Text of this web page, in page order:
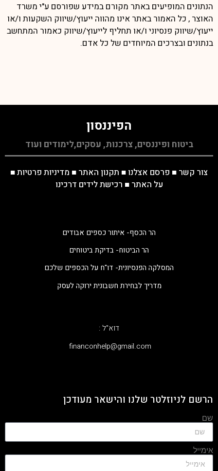
הנתונים המופיעים באתר מקורם במידע שפורסם ע"י משרד
האוצר , כל האמור באתר אינו מהווה ייעוץ/שיווק השקעות ו/או
ייעוץ/שיווק פנסיוני ו/או תחליף לייעוץ/שיווק כאמור המתחשב
בנתונים ובצרכים המיוחדים של כל אדם.
הפיננסון
ביטוח ופיננסים, צרכנות, עסקים,לימודים ועוד
צור קשר ■ פרסם אצלנו ■ תקנון האתר ■ מדיניות פרטיות■
על האתר ■ רכישת לידים דרכינו
הר הכסף- איתור כספים אבודים
הר הביטוח- בדיקת ביטוחים
המסלקה הפנסיונית- דו"ח על הכספים שלכם
מדריך לבחירת חשבונית ירוקה לעסק
דוא"ל :
‫financonhelp@gmail.com‬
הרשם לניוזלטר שלנו והישאר מעודכן
שם
אימייל